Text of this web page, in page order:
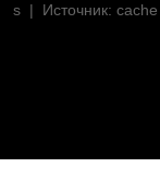
s | Источник: cache